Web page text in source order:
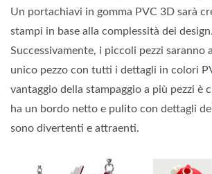
Un portachiavi in gomma PVC 3D sarà
stampi in base alla complessità dei design.
Successivamente, i piccoli pezzi saranno
unico pezzo con tutti i dettagli in colori
vantaggio della stampaggio a più pezzi è
ha un bordo netto e pulito con dettagli
sono divertenti e attraenti.